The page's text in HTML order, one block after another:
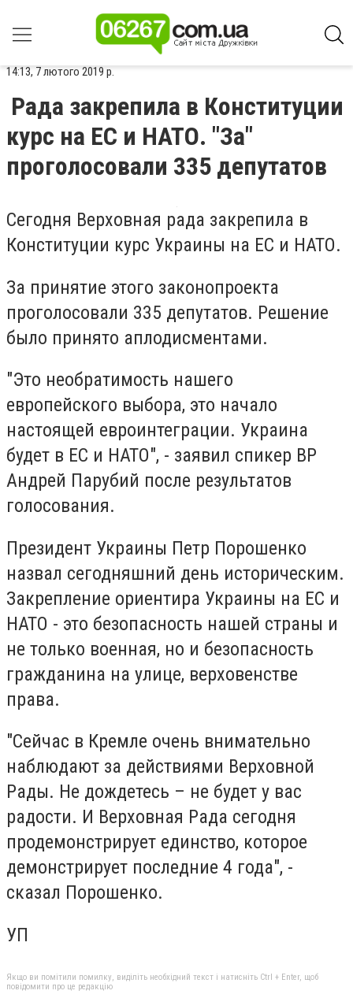
14:13, 7 лютого 2019 р.
Рада закрепила в Конституции
курс на ЕС и НАТО. "За"
проголосовали 335 депутатов
Сегодня Верховная рада закрепила в
Конституции курс Украины на ЕС и НАТО.
За принятие этого законопроекта
проголосовали 335 депутатов. Решение
было принято аплодисментами.
"Это необратимость нашего
европейского выбора, это начало
настоящей евроинтеграции. Украина
будет в ЕС и НАТО", - заявил спикер ВР
Андрей Парубий после результатов
голосования.
Президент Украины Петр Порошенко
назвал сегодняшний день историческим.
Закрепление ориентира Украины на ЕС и
НАТО - это безопасность нашей страны и
не только военная, но и безопасность
гражданина на улице, верховенстве
права.
"Сейчас в Кремле очень внимательно
наблюдают за действиями Верховной
Рады. Не дождетесь – не будет у вас
радости. И Верховная Рада сегодня
продемонстрирует единство, которое
демонстрирует последние 4 года", -
сказал Порошенко.
УП
Якщо ви помітили помилку, виділіть необхідний текст і натисніть Ctrl + Enter, щоб
повідомити про це редакцію